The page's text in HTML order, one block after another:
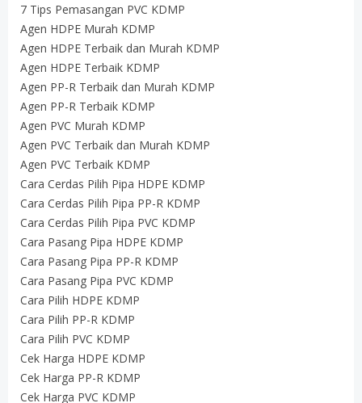
7 Tips Pemasangan PVC KDMP
Agen HDPE Murah KDMP
Agen HDPE Terbaik dan Murah KDMP
Agen HDPE Terbaik KDMP
Agen PP-R Terbaik dan Murah KDMP
Agen PP-R Terbaik KDMP
Agen PVC Murah KDMP
Agen PVC Terbaik dan Murah KDMP
Agen PVC Terbaik KDMP
Cara Cerdas Pilih Pipa HDPE KDMP
Cara Cerdas Pilih Pipa PP-R KDMP
Cara Cerdas Pilih Pipa PVC KDMP
Cara Pasang Pipa HDPE KDMP
Cara Pasang Pipa PP-R KDMP
Cara Pasang Pipa PVC KDMP
Cara Pilih HDPE KDMP
Cara Pilih PP-R KDMP
Cara Pilih PVC KDMP
Cek Harga HDPE KDMP
Cek Harga PP-R KDMP
Cek Harga PVC KDMP